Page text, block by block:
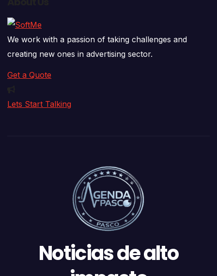
We work with a passion of taking challenges and
creating new ones in advertising sector.
Get a Quote
Lets Start Talking
Noticias de alto